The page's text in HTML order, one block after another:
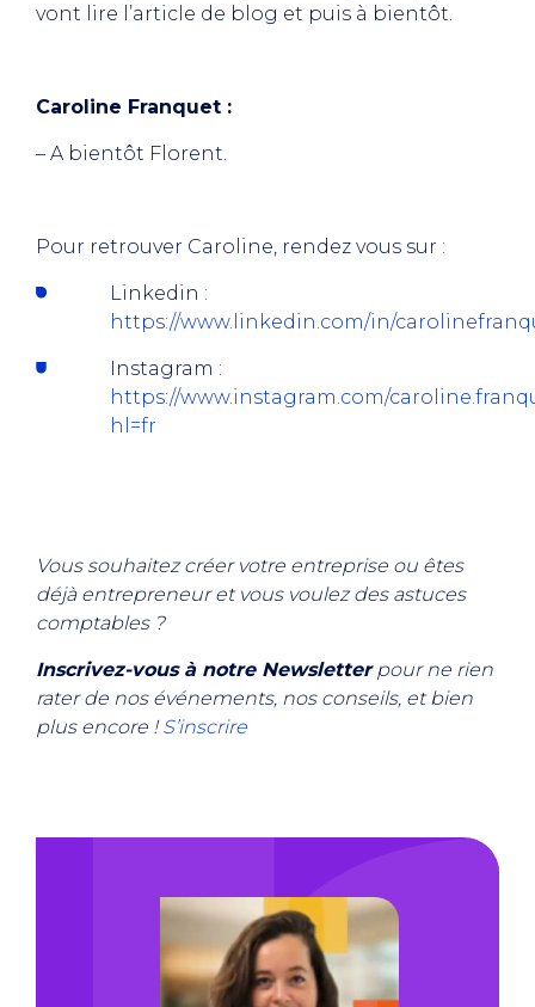
vont lire l’article de blog et puis à bientôt.
Caroline Franquet :
– A bientôt Florent.
Pour retrouver Caroline, rendez vous sur :
Linkedin :
https://www.linkedin.com/in/
Instagram :
https://www.instagram.com/
hl=fr
Vous souhaitez créer votre entreprise ou êtes
déjà entrepreneur et vous voulez des astuces
comptables ?
Inscrivez-vous à notre Newsletterpour ne rien
rater de nos événements, nos conseils, et bien
plus encore !S’inscrire